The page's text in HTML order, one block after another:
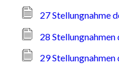
27 Stellungnahme
28
29